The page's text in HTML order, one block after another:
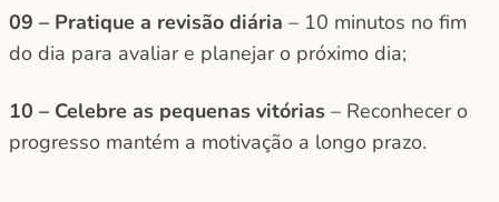
09 – Pratique a revisão diária – 10 minutos no fim
do dia para avaliar e planejar o próximo dia;
10 – Celebre as pequenas vitórias – Reconhecer o
progresso mantém a motivação a longo prazo.